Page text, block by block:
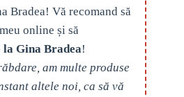
Bradea! Vă recomand să
online și să
Gina Bradea!
am multe produse
altele noi, ca să vă